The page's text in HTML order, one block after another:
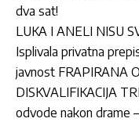
dva sat!
LUKA I ANELI NISU
Isplivala privatna
javnost FRAPIRANA
DISKVALIFIKACIJA
odvode nakon drame